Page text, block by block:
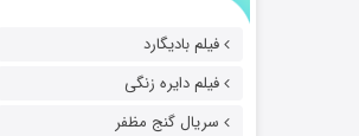
فیلم بادیگارد
فیلم دایره زنگی
سریال گنج مظفر